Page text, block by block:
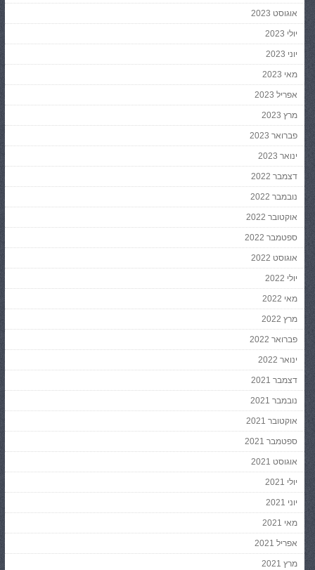
אוגוסט 2023
יולי 2023
יוני 2023
מאי 2023
אפריל 2023
מרץ 2023
פברואר 2023
ינואר 2023
דצמבר 2022
נובמבר 2022
אוקטובר 2022
ספטמבר 2022
אוגוסט 2022
יולי 2022
מאי 2022
מרץ 2022
פברואר 2022
ינואר 2022
דצמבר 2021
נובמבר 2021
אוקטובר 2021
ספטמבר 2021
אוגוסט 2021
יולי 2021
יוני 2021
מאי 2021
אפריל 2021
מרץ 2021